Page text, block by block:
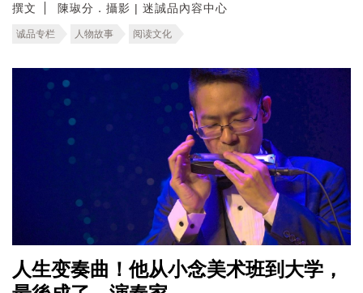
撰文 陳琡分．攝影 | 迷誠品內容中心
诚品专栏 人物故事 阅读文化
人生变奏曲！他从小念美术班到大学，